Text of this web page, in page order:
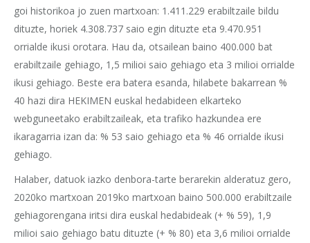
goi historikoa jo zuen martxoan: 1.411.229 erabiltzaile bildu
dituzte, horiek 4.308.737 saio egin dituzte eta 9.470.951
orrialde ikusi orotara. Hau da, otsailean baino 400.000 bat
erabiltzaile gehiago, 1,5 milioi saio gehiago eta 3 milioi orrialde
ikusi gehiago. Beste era batera esanda, hilabete bakarrean %
40 hazi dira HEKIMEN euskal hedabideen elkarteko
webguneetako erabiltzaileak, eta trafiko hazkundea ere
ikaragarria izan da: % 53 saio gehiago eta % 46 orrialde ikusi
gehiago.
Halaber, datuok iazko denbora-tarte berarekin alderatuz gero,
2020ko martxoan 2019ko martxoan baino 500.000 erabiltzaile
gehiagorengana iritsi dira euskal hedabideak (+ % 59), 1,9
milioi saio gehiago batu dituzte (+ % 80) eta 3,6 milioi orrialde